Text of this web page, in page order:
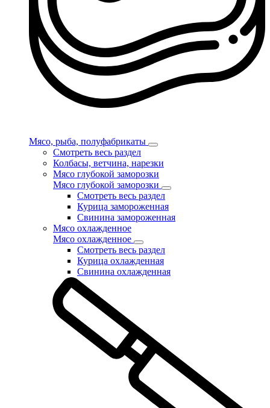
Мясо, рыба, полуфабрикаты
Смотреть весь раздел
Колбасы, ветчина, нарезки
Мясо глубокой заморозки
Мясо глубокой заморозки
Смотреть весь раздел
Курица замороженная
Свинина замороженная
Мясо охлажденное
Мясо охлажденное
Смотреть весь раздел
Курица охлажденная
Свинина охлажденная